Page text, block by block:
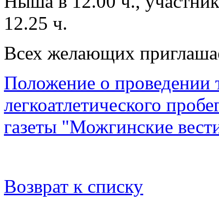
12.25 ч.
Всех желающих
Положение о проведении
легкоатлетического
газеты "Можгинские
Возврат к списку